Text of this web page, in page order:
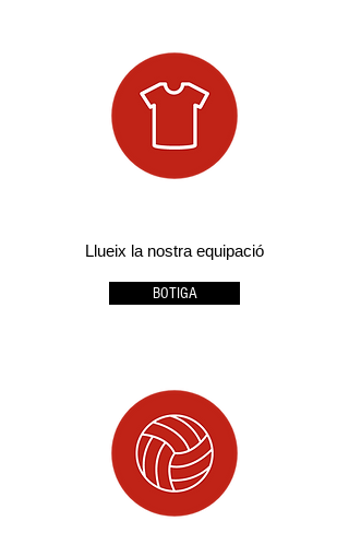
Llueix la nostra equipació
BOTIGA